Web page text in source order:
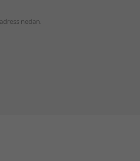
nedan.